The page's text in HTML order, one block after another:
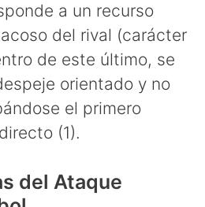
a un recurso
del rival (carácter
de este último, se
orientado y no
el primero
(1).
del Ataque